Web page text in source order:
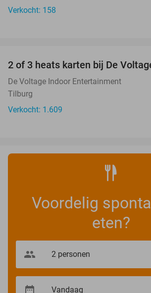
Verkocht: 158
2 of 3 heats karten bij De
De Voltage Indoor Entertainment
Tilburg
Verkocht: 1.609
Voordelig
eten?